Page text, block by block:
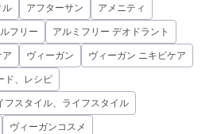
ル アフターサン アメニティ
フリー アルミフリー デオドラント
ア ヴィーガン ヴィーガン ニキビケア
ド、レシピ
フスタイル、ライフスタイル
ヴィーガンコスメ